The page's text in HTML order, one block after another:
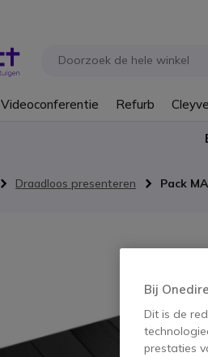
Videoconferentie Refurb
Draadloos presenteren Pack
Bij
Dit is de
prestaties